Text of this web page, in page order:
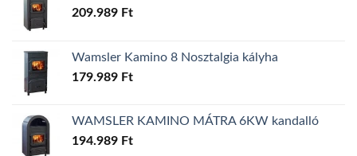
209.989 Ft
Wamsler Kamino 8 Nosztalgia kályha
179.989 Ft
WAMSLER KAMINO MÁTRA 6KW kandalló
194.989 Ft